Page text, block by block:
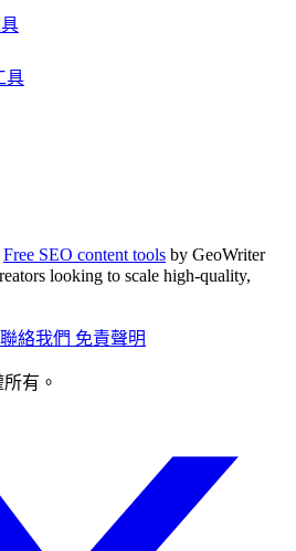
具
Free SEO content tools by GeoWriter
looking to scale high-quality,
聯絡我們 免責聲明
有。